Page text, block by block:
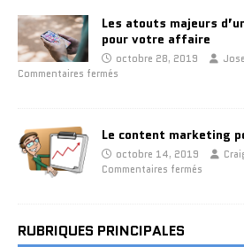
Les atouts majeurs
pour votre affaire
octobre 28, 2019
Commentaires fermés
Le content marketing
octobre 14, 2019
Commentaires fermés
RUBRIQUES PRINCIPALES